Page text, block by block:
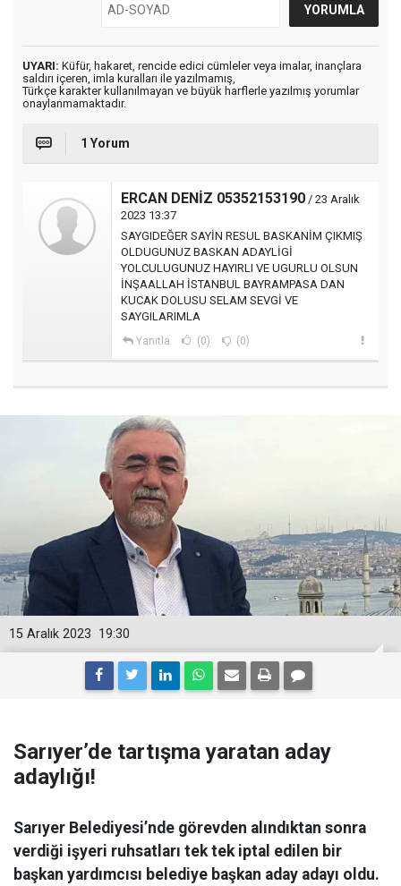
UYARI: Küfür, hakaret, rencide edici cümleler veya imalar, inançlara
saldırı içeren, imla kuralları ile yazılmamış,
Türkçe karakter kullanılmayan ve büyük harflerle yazılmış yorumlar
onaylanmamaktadır.
1 Yorum
ERCAN DENİZ 05352153190 / 23 Aralık
2023 13:37
SAYGIDEĞER SAYİN RESUL BASKANİM ÇIKMIŞ
OLDUGUNUZ BASKAN ADAYLİGİ
YOLCULUGUNUZ HAYIRLI VE UGURLU OLSUN
İNŞAALLAH İSTANBUL BAYRAMPASA DAN
KUCAK DOLUSU SELAM SEVGİ VE
SAYGILARIMLA
Yanıtla (0) (0)
19:30
15 Aralık 2023
Sarıyer’de tartışma yaratan aday
adaylığı!
Sarıyer Belediyesi’nde görevden alındıktan sonra
verdiği işyeri ruhsatları tek tek iptal edilen bir
başkan yardımcısı belediye başkan aday adayı oldu.